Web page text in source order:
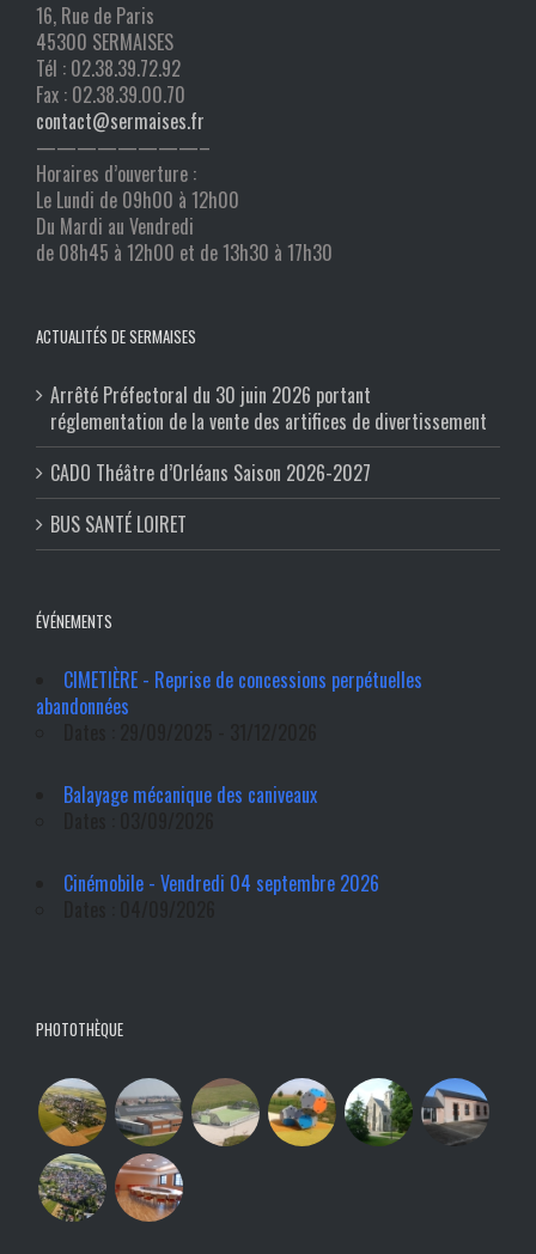
16, Rue de Paris
45300 SERMAISES
Tél : 02.38.39.72.92
Fax : 02.38.39.00.70
contact@sermaises.fr
————————–
Horaires d’ouverture :
Le Lundi de 09h00 à 12h00
Du Mardi au Vendredi
de 08h45 à 12h00 et de 13h30 à 17h30
ACTUALITÉS DE SERMAISES
Arrêté Préfectoral du 30 juin 2026 portant
réglementation de la vente des artifices de divertissement
CADO Théâtre d’Orléans Saison 2026-2027
BUS SANTÉ LOIRET
ÉVÉNEMENTS
CIMETIÈRE - Reprise de concessions perpétuelles
abandonnées
Balayage mécanique des caniveaux
Cinémobile - Vendredi 04 septembre 2026
PHOTOTHÈQUE